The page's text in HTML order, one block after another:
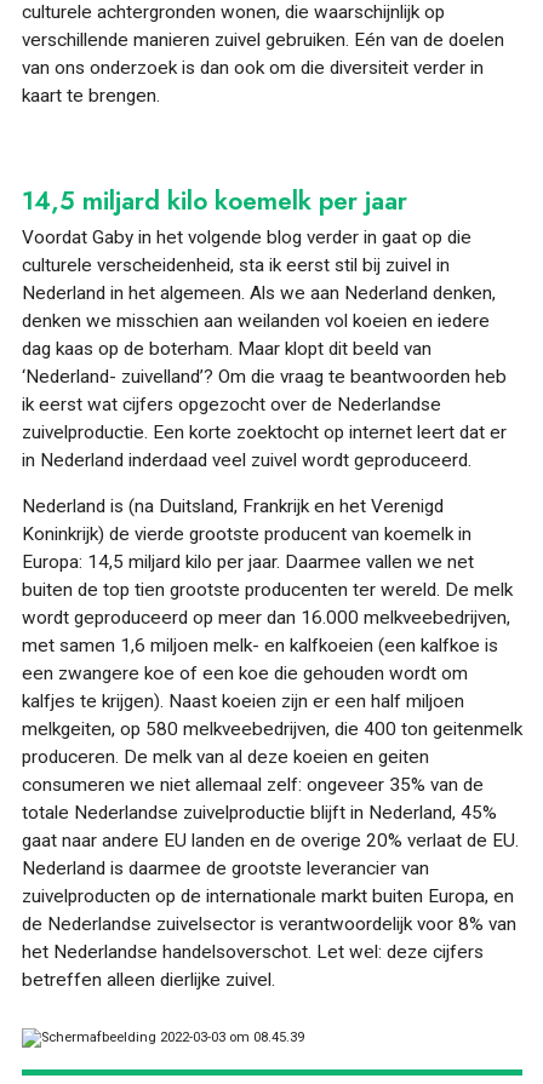
culturele achtergronden wonen, die waarschijnlijk op
verschillende manieren zuivel gebruiken. Eén van de doelen
van ons onderzoek is dan ook om die diversiteit verder in
kaart te brengen.
14,5 miljard kilo koemelk per jaar
Voordat Gaby in het volgende blog verder in gaat op die
culturele verscheidenheid, sta ik eerst stil bij zuivel in
Nederland in het algemeen. Als we aan Nederland denken,
denken we misschien aan weilanden vol koeien en iedere
dag kaas op de boterham. Maar klopt dit beeld van
‘Nederland- zuivelland’? Om die vraag te beantwoorden heb
ik eerst wat cijfers opgezocht over de Nederlandse
zuivelproductie. Een korte zoektocht op internet leert dat er
in Nederland inderdaad veel zuivel wordt geproduceerd.
Nederland is (na Duitsland, Frankrijk en het Verenigd
Koninkrijk) de vierde grootste producent van koemelk in
Europa: 14,5 miljard kilo per jaar. Daarmee vallen we net
buiten de top tien grootste producenten ter wereld. De melk
wordt geproduceerd op meer dan 16.000 melkveebedrijven,
met samen 1,6 miljoen melk- en kalfkoeien (een kalfkoe is
een zwangere koe of een koe die gehouden wordt om
kalfjes te krijgen). Naast koeien zijn er een half miljoen
melkgeiten, op 580 melkveebedrijven, die 400 ton geitenmelk
produceren. De melk van al deze koeien en geiten
consumeren we niet allemaal zelf: ongeveer 35% van de
totale Nederlandse zuivelproductie blijft in Nederland, 45%
gaat naar andere EU landen en de overige 20% verlaat de EU.
Nederland is daarmee de grootste leverancier van
zuivelproducten op de internationale markt buiten Europa, en
de Nederlandse zuivelsector is verantwoordelijk voor 8% van
het Nederlandse handelsoverschot. Let wel: deze cijfers
betreffen alleen dierlijke zuivel.